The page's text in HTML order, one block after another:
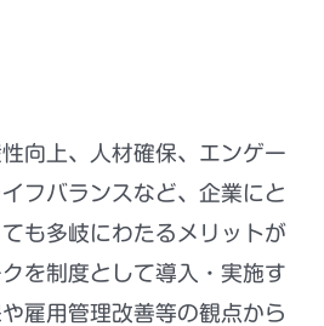
向上、人材確保、エンゲー
フバランスなど、企業にと
も多岐にわたるメリットが
を制度として導入・実施す
雇用管理改善等の観点から